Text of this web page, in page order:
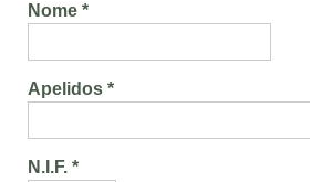
Nome *
Apelidos *
N.I.F. *